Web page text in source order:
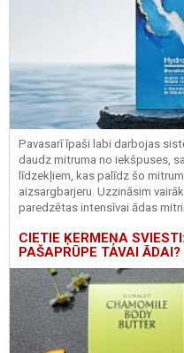
Pavasarī īpaši labi darbojas
daudz mitruma no iekšpuses,
līdzekļiem, kas palīdz šo
aizsargbarjeru. Uzzināsim
paredzētas intensīvai ādas
CIETIE ĶERMEŅA
PAŠAPRŪPE TAVAI ĀDAI?